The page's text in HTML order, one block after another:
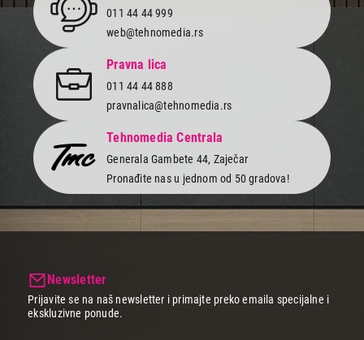
011 44 44 999
web@tehnomedia.rs
Pravna lica
011 44 44 888
pravnalica@tehnomedia.rs
Tehnomedia Centrala
Generala Gambete 44, Zaječar
Pronađite nas u jednom od 50 gradova!
Newsletter
Prijavite se na naš newsletter i primajte preko emaila specijalne i
ekskluzivne ponude.